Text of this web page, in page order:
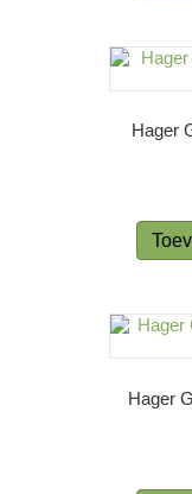
Hager
Hager